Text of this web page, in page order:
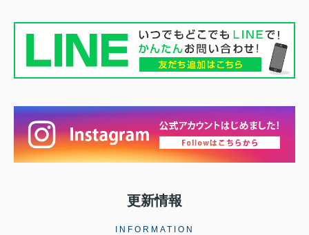
更新情報
INFORMATION